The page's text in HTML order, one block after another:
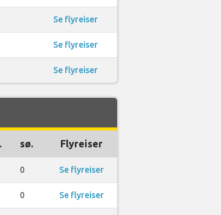
Se flyreiser
Se flyreiser
Se flyreiser
sø. Flyreiser
0 Se flyreiser
0 Se flyreiser